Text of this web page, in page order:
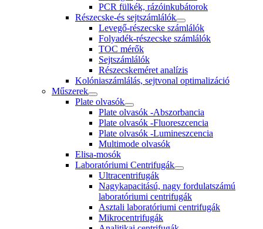
PCR fülkék, rázóinkubátorok
Részecske-és sejtszámlálók
Levegő-részecske számlálók
Folyadék-részecske számlálók
TOC mérők
Sejtszámlálók
Részecskeméret analízis
Kolóniaszámlálás, sejtvonal optimalizáció
Műszerek
Plate olvasók
Plate olvasók -Abszorbancia
Plate olvasók -Fluoreszcencia
Plate olvasók -Lumineszcencia
Multimode olvasók
Elisa-mosók
Laboratóriumi Centrifugák
Ultracentrifugák
Nagykapacitású, nagy fordulatszámú
laboratóriumi centrifugák
Asztali laboratóriumi centrifugák
Mikrocentrifugák